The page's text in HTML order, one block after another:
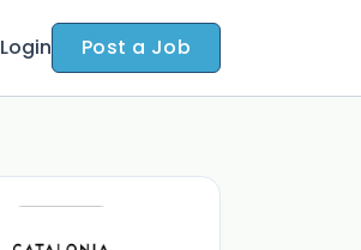
Login Post a Job